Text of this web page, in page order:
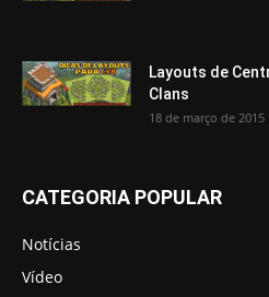
Layouts de
Clans
18 de março de 2015
CATEGORIA POPULAR
Notícias
Vídeo